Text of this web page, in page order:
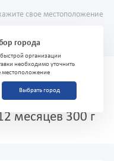
свое местоположение
города
организации
необходимо уточнить
местоположение
Выбрать город
Напиток
месяцев 300 г